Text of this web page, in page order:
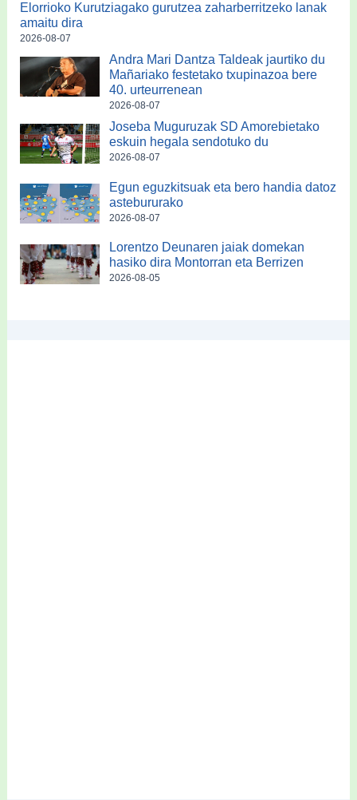
Elorrioko Kurutziagako gurutzea zaharberritzeko lanak
amaitu dira
2026-08-07
Andra Mari Dantza Taldeak jaurtiko du
Mañariako festetako txupinazoa bere
40. urteurrenean
2026-08-07
Joseba Muguruzak SD Amorebietako
eskuin hegala sendotuko du
2026-08-07
Egun eguzkitsuak eta bero handia datoz
astebururako
2026-08-07
Lorentzo Deunaren jaiak domekan
hasiko dira Montorran eta Berrizen
2026-08-05